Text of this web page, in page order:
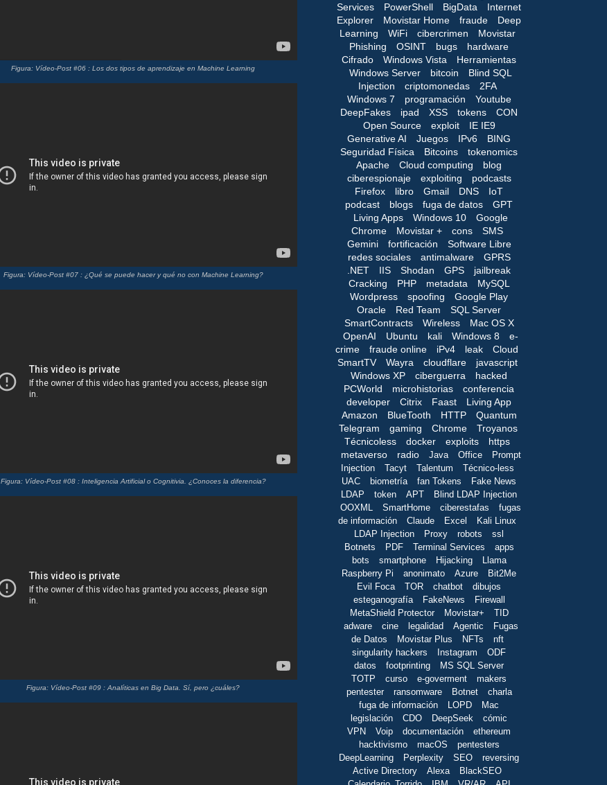
Figura: Vídeo-Post #06 : Los dos tipos de aprendizaje en Machine Learning
Figura: Vídeo-Post #07 : ¿Qué se puede hacer y qué no con Machine Learning?
Figura: Vídeo-Post #08 : Inteligencia Artificial o Cognitivia. ¿Conoces la diferencia?
Figura: Vídeo-Post #09 : Analíticas en Big Data. Sí, pero ¿cuáles?
Services
PowerShell BigData
Internet
Explorer
Movistar Home fraude
Deep
Learning
WiFi cibercrimen
Movistar
Phishing
OSINT bugs
hardware
Cifrado
Windows Vista
Herramientas
Windows Server
bitcoin
Blind SQL
Injection
criptomonedas
2FA
Windows 7
programación
Youtube
DeepFakes
ipad XSS tokens
CON
Open Source
exploit
IE IE9
Generative AI
Juegos IPv6
BING
Seguridad Física
Bitcoins
tokenomics
Apache
Cloud computing
blog
ciberespionaje
exploiting
podcasts
Firefox
libro Gmail DNS
IoT
podcast
blogs fuga de datos
GPT
Living Apps
Windows 10
Google
Chrome
Movistar + cons
SMS
Gemini
fortificación
Software Libre
redes sociales
antimalware
GPRS
.NET
IIS Shodan GPS
jailbreak
Cracking
PHP metadata
MySQL
Wordpress
spoofing
Google Play
Oracle
Red Team
SQL Server
SmartContracts
Wireless
Mac OS X
OpenAI
Ubuntu kali Windows 8
e-
crime
fraude online iPv4 leak
Cloud
SmartTV
Wayra cloudflare
javascript
Windows XP
ciberguerra
hacked
PCWorld
microhistorias
conferencia
developer
Citrix Faast
Living App
Amazon
BlueTooth HTTP
Quantum
Telegram
gaming Chrome
Troyanos
Técnicoless
docker exploits
https
metaverso
radio Java Office
Prompt
Injection
Tacyt Talentum
Técnico-less
UAC
biometría fan Tokens
Fake News
LDAP
token APT
Blind LDAP Injection
OOXML
SmartHome ciberestafas
fugas
de información
Claude Excel
Kali Linux
LDAP Injection
Proxy robots
ssl
Botnets
PDF Terminal Services
apps
bots
smartphone Hijacking
Llama
Raspberry Pi
anonimato Azure
Bit2Me
Evil Foca
TOR chatbot
dibujos
esteganografía
FakeNews
Firewall
MetaShield Protector
Movistar+
TID
adware
cine legalidad Agentic
Fugas
de Datos
Movistar Plus NFTs
nft
singularity hackers
Instagram
ODF
datos
footprinting
MS SQL Server
TOTP
curso e-goverment
makers
pentester
ransomware Botnet
charla
fuga de información
LOPD
Mac
legislación
CDO DeepSeek
cómic
VPN
Voip documentación
ethereum
hacktivismo
macOS
pentesters
DeepLearning
Perplexity SEO
reversing
Active Directory
Alexa
BlackSEO